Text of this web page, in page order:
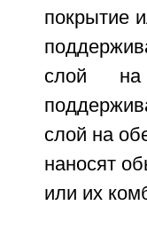
покрытие
слой на
слой на
наносят
или их